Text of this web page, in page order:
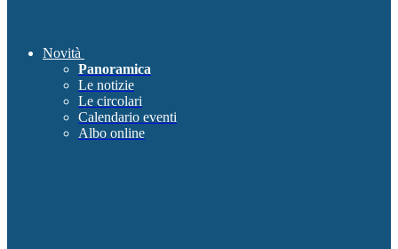
Novità
Panoramica
Le notizie
Le circolari
Calendario eventi
Albo online